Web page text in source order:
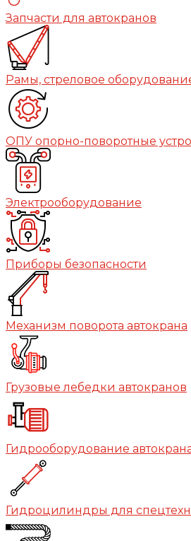
Запчасти для автокранов
Рамы, стреловое
ОПУ опорно-поворотные
Электрооборудование
Приборы безопасности
Механизм поворота автокрана
Грузовые лебедки автокранов
Гидрооборудование
Гидроцилиндры для